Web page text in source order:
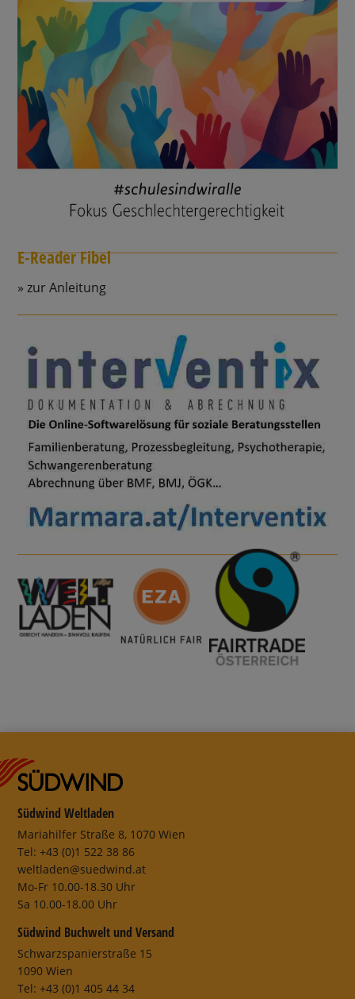
E-Reader Fibel
zur Anleitung
Südwind Weltladen
Mariahilfer Straße 8, 1070 Wien
Tel: +43 (0)1 522 38 86
weltladen@suedwind.at
Mo-Fr 10.00-18.30 Uhr
Sa 10.00-18.00 Uhr
Südwind Buchwelt und Versand
Schwarzspanierstraße 15
1090 Wien
Tel: +43 (0)1 405 44 34